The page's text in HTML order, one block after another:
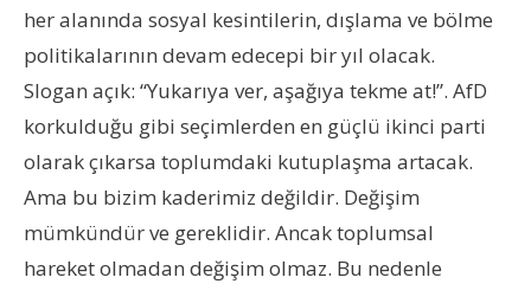
her alanında sosyal kesintilerin, dışlama ve bölme
politikalarının devam edecepi bir yıl olacak.
Slogan açık: “Yukarıya ver, aşağıya tekme at!”. AfD
korkulduğu gibi seçimlerden en güçlü ikinci parti
olarak çıkarsa toplumdaki kutuplaşma artacak.
Ama bu bizim kaderimiz değildir. Değişim
mümkündür ve gereklidir. Ancak toplumsal
hareket olmadan değişim olmaz. Bu nedenle